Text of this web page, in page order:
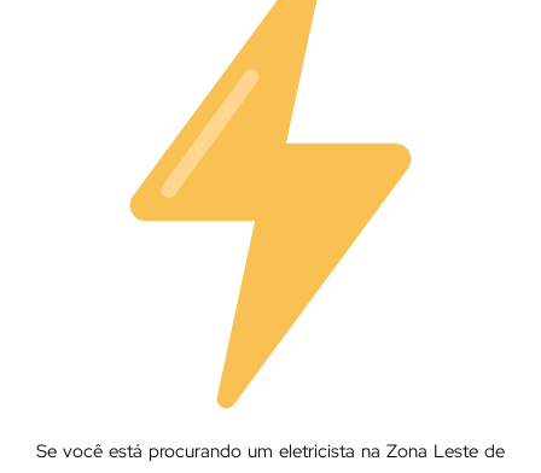
Se você está procurando um eletricista na Zona Leste de